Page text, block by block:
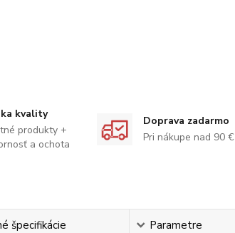
kvality
produkty +
a ochota
Doprava zadarmo
Pri nákupe nad 90 €
špecifikácie Parametre